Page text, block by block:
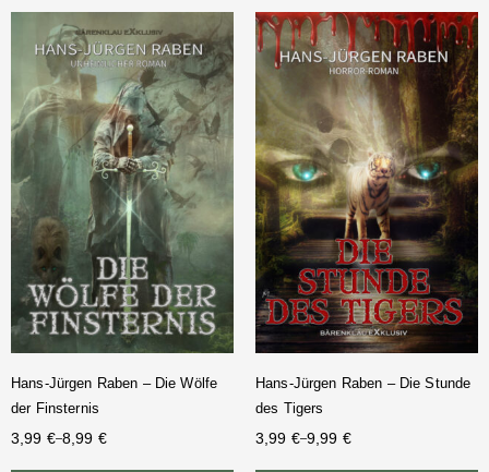
Hans-Jürgen Raben – Die Wölfe
der Finsternis
3,99 €–8,99 €
Hans-Jürgen Raben – Die Stunde
des Tigers
3,99 €–9,99 €